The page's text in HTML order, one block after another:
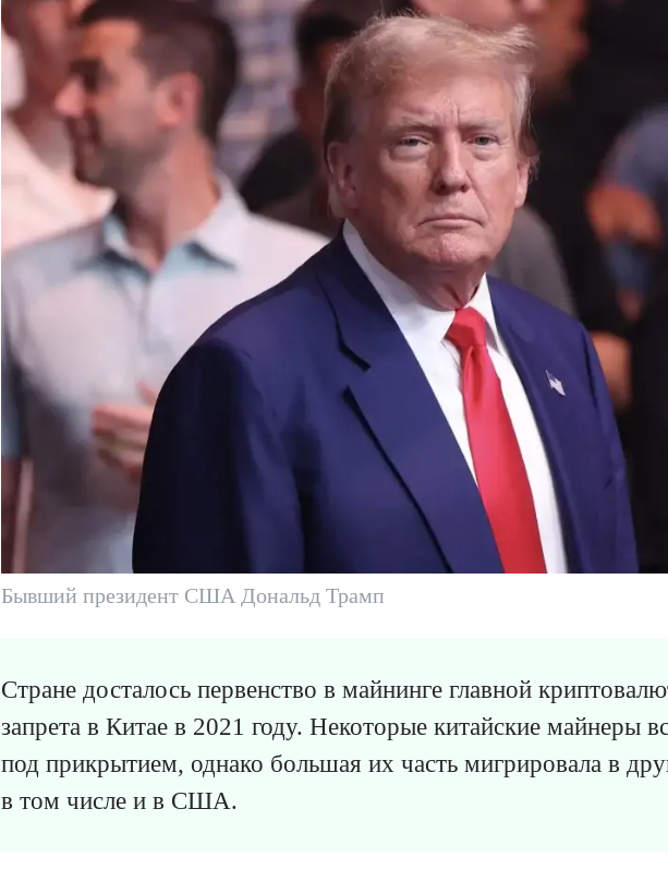
Бывший президент США Дональд Трамп
Стране досталось первенство в майнинге главной
запрета в Китае в 2021 году. Некоторые китайские майнеры
под прикрытием, однако большая их часть мигрировала в
в том числе и в США.